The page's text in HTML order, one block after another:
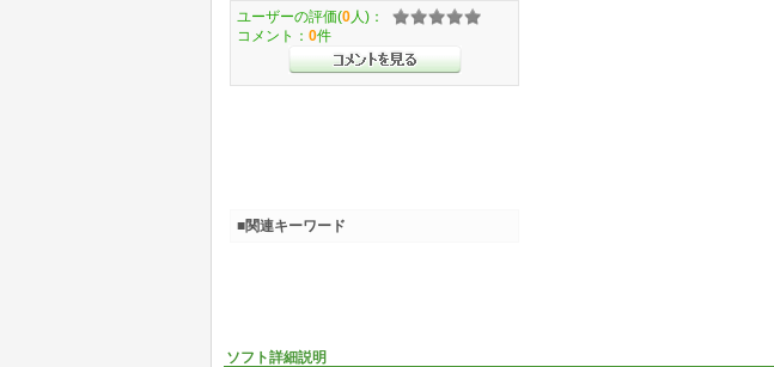
ソフト詳細説明
ユーザーの評価(0 人)：
コメント： 0件
■関連キーワード